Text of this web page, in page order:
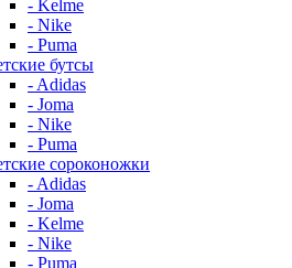
- Kelme
- Nike
- Puma
бутсы
- Adidas
- Joma
- Nike
- Puma
сороконожки
- Adidas
- Joma
- Kelme
- Nike
- Puma